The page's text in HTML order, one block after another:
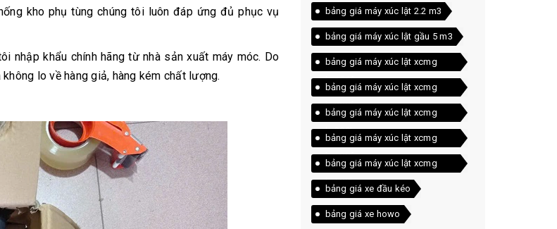
kho phụ tùng chúng tôi luôn đáp ứng đủ phục vụ
nhập khẩu chính hãng từ nhà sản xuất máy móc. Do
lo về hàng giả, hàng kém chất lượng.
bảng giá máy xúc lật 2.2 m3
bảng giá máy xúc lật gầu 5 m3
bảng giá máy xúc lật xcmg
lw156fv
bảng giá máy xúc lật xcmg
lw300fn
bảng giá máy xúc lật xcmg
lw300kn
bảng giá máy xúc lật xcmg
lw500fn
bảng giá máy xúc lật xcmg
lw600kn
bảng giá xe đầu kéo
bảng giá xe howo